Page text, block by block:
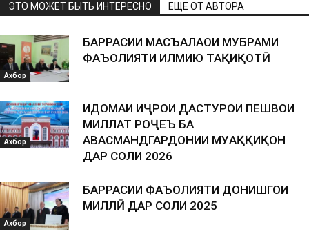
ЭТО МОЖЕТ БЫТЬ ИНТЕРЕСНО ЕЩЕ ОТ АВТОРА
Ахбор
БАРРАСИИ МАСЪАЛАҲОИ МУБРАМИ
ФАЪОЛИЯТИ ИЛМИЮ ТАҲҚИҚОТӢ
Ахбор
ИДОМАИ ИҶРОИ ДАСТУРҲОИ ПЕШВОИ
МИЛЛАТ РОҶЕЪ БА
ҲАВАСМАНДГАРДОНИИ МУҲАҚҚИҚОН
ДАР СОЛИ 2026
Ахбор
БАРРАСИИ ФАЪОЛИЯТИ ДОНИШГОҲИ
МИЛЛӢ ДАР СОЛИ 2025